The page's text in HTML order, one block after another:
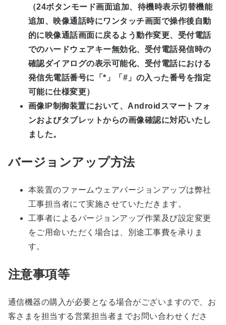
（24ボタンモード画面追加、待機時表示切替機能
追加、映像通話時にワンタッチ画面で操作後自動
的に映像通話画面に戻るよう動作変更、受付電話
でのハードウェアキー無効化、受付電話発信時の
確認ダイアログの表示可能化、受付電話における
発信先電話番号に「*」「#」の入った番号を指定
可能に仕様変更）
画像IP制御装置において、Androidスマートフォ
ンおよびタブレットからの画像確認に対応いたし
ました。
バージョンアップ方法
本装置のファームウェアバージョンアップは弊社
工事担当者にて実施させていただきます。
工事者によるバージョンアップ作業及び設定変更
をご用命いただく場合は、別途工事費を承りま
す。
注意事項等
通信機器の購入が必要となる場合がございますので、お
客さまを担当する営業担当者までお問い合わせくださ